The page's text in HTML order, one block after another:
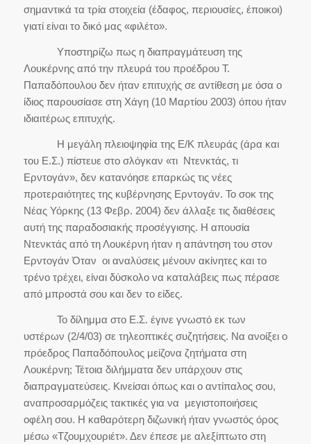
σημαντικά τα τρία στοιχεία (έδαφος, περιουσίες, έποικοι)
γιατί είναι το δικό μας «φιλέτο».
Υποστηρίζω πως η διαπραγμάτευση της
Λουκέρνης από την πλευρά του προέδρου Τ.
Παπαδόπουλου δεν ήταν επιτυχής σε αντίθεση με όσα ο
ίδιος παρουσίασε στη Χάγη (10 Μαρτίου 2003) όπου ήταν
ιδιαιτέρως επιτυχής.
Η μεγάλη πλειοψηφία της Ε/Κ πλευράς (άρα και
του Ε.Σ.) πίστευε στο σλόγκαν «τι Ντενκτάς, τι
Ερντογάν», δεν κατανόησε επαρκώς τις νέες
προτεραιότητες της κυβέρνησης Ερντογάν. Το σοκ της
Νέας Υόρκης (13 Φεβρ. 2004) δεν άλλαξε τις διαθέσεις
αυτή της παραδοσιακής προσέγγισης. Η απουσία
Ντενκτάς από τη Λουκέρνη ήταν η απάντηση του στον
Ερντογάν Όταν οι αναλύσεις μένουν ακίνητες και το
τρένο τρέχει, είναι δύσκολο να καταλάβεις πως πέρασε
από μπροστά σου και δεν το είδες.
Το δίλημμα στο Ε.Σ. έγινε γνωστό εκ των
υστέρων (2/4/03) σε τηλεοπτικές συζητήσεις. Να ανοίξει ο
πρόεδρος Παπαδόπουλος μείζονα ζητήματα στη
Λουκέρνη; Τέτοια διλήμματα δεν υπάρχουν στις
διαπραγματεύσεις. Κινείσαι όπως και ο αντίπαλος σου,
αναπροσαρμόζεις τακτικές για να μεγιστοποιήσεις
οφέλη σου. Η καθαρότερη διζωνική ήταν γνωστός όρος
μέσω «Τζουμχουριέτ». Δεν έπεσε με αλεξίπτωτο στη